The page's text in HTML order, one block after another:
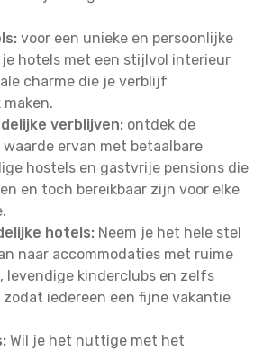
voor een unieke en persoonlijke
je hotels met een stijlvol interieur
charme die je verblijf
verblijven: ontdek de
ervan met betaalbare
hostels en gastvrije pensions die
en toch bereikbaar zijn voor elke
hotels: Neem je het hele stel
naar accommodaties met ruime
levendige kinderclubs en zelfs
zodat iedereen een fijne vakantie
Wil je het nuttige met het